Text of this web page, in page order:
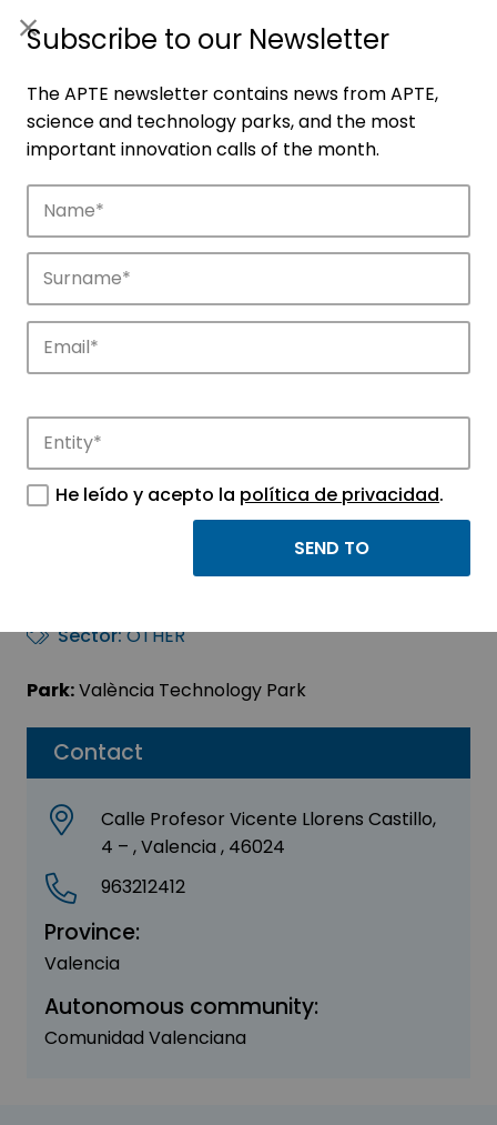
Companies
Discover the companies that drive
Contact
Calle Profesor Vicente Llorens Castillo,
4 – , Valencia , 46024
963212412
Province:
Valencia
Autonomous community:
Comunidad Valenciana
Novaterra Social
Logistics S.L.
Sector:OTHER
Park:València Technology Park
Subscribe to our Newsletter
The APTE newsletter contains news from APTE,
science and technology parks, and the most
important innovation calls of the month.
He leído y acepto la política de privacidad.